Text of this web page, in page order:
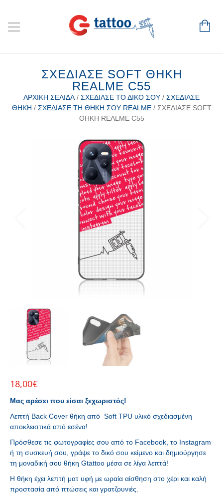
ΣΧΕΔΊΑΣΕ SOFT ΘΉΚΗ
REALME C55
ΑΡΧΙΚΉ ΣΕΛΊΔΑ / ΣΧΕΔΊΑΣΕ ΤΟ ΔΙΚΌ ΣΟΥ / ΣΧΕΔΊΑΣΕ
ΘΉΚΗ / ΣΧΕΔΊΑΣΕ ΤΗ ΘΉΚΗ ΣΟΥ REALME/ ΣΧΕΔΊΑΣΕ SOFT
ΘΉΚΗ REALME C55
18,00€
Μας αρέσει που είσαι ξεχωριστός!
Λεπτή Back Cover θήκη από Soft TPU υλικό σχεδιασμένη
αποκλειστικά από εσένα!
Πρόσθεσε τις φωτογραφίες σου από το Facebook, το Instagram
ή τη συσκευή σου, γράψε το δικό σου κείμενο και δημιούργησε
τη μοναδική σου θήκη Gtattoo μέσα σε λίγα λεπτά!
Η θήκη έχει λεπτή ματ υφή με ωραία αίσθηση στο χέρι και καλή
προστασία από πτώσεις και γρατζουνιές.